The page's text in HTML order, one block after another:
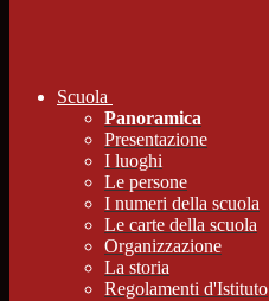
Scuola
Panoramica
Presentazione
I luoghi
Le persone
I numeri della scuola
Le carte della scuola
Organizzazione
La storia
Regolamenti d'Istituto